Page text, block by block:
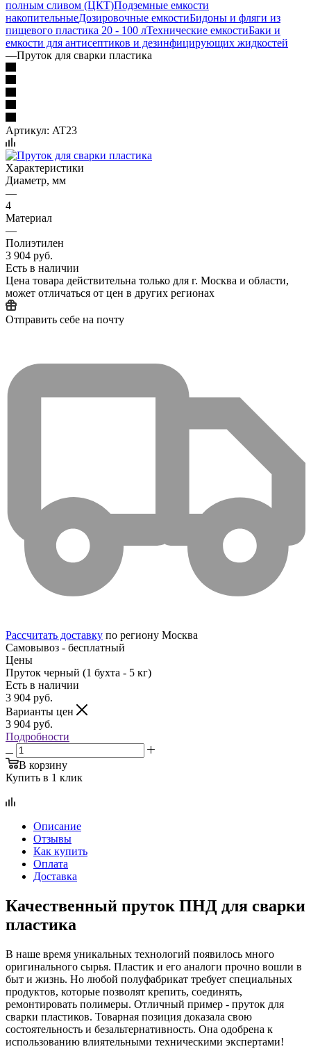
полным сливом (ЦКТ)Подземные емкости
накопительныеДозировочные емкостиБидоны и фляги из
пищевого пластика 20 - 100 лТехнические емкостиБаки и
емкости для антисептиков и дезинфицирующих жидкостей
—Пруток для сварки пластика
Артикул: AT23
Характеристики
Диаметр, мм
—
4
Материал
—
Полиэтилен
3 904 руб.
Есть в наличии
Цена товара действительна только для г. Москва и области,
может отличаться от цен в других регионах
Отправить себе на почту
Рассчитать доставку по региону Москва
Самовывоз - бесплатный
Цены
Пруток черный (1 бухта - 5 кг)
Есть в наличии
3 904 руб.
Варианты цен
3 904 руб.
Подробности
В корзину
Купить в 1 клик
Описание
Отзывы
Как купить
Оплата
Доставка
Качественный пруток ПНД для сварки
пластика
В наше время уникальных технологий появилось много
оригинального сырья. Пластик и его аналоги прочно вошли в
быт и жизнь. Но любой полуфабрикат требует специальных
продуктов, которые позволят крепить, соединять,
ремонтировать полимеры. Отличный пример - пруток для
сварки пластиков. Товарная позиция доказала свою
состоятельность и безальтернативность. Она одобрена к
использованию влиятельными техническими экспертами!